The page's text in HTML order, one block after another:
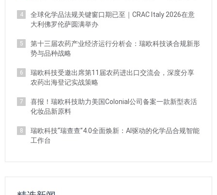
4
全球化学品法规关键窗口期已至｜CRAC Italy 2026在意
大利佛罗伦萨圆满举办
5
第十三届农药产业经济运行分析会：瑞欧科技谈合规新形
势与品种战略
6
瑞欧科技受邀出席第11届农药进出口交流会，深度分享
农药出海登记实战策略
7
喜报！瑞欧科技助力美国Colonial公司备案一款新型表活
化妆品新原料
8
瑞欧科技“瑞查查”4.0全面焕新：AI驱动的化学品合规智能
工作台